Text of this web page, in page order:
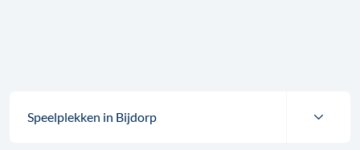
Speelplekken in Bijdorp